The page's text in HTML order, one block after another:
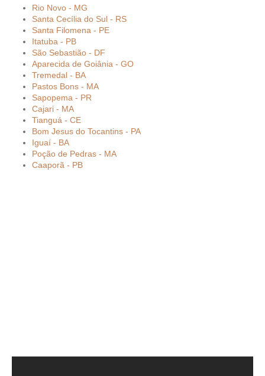
Rio Novo - MG
Santa Cecília do Sul - RS
Santa Filomena - PE
Itatuba - PB
São Sebastião - DF
Aparecida de Goiânia - GO
Tremedal - BA
Pastos Bons - MA
Sapopema - PR
Cajari - MA
Tianguá - CE
Bom Jesus do Tocantins - PA
Iguaí - BA
Poção de Pedras - MA
Caaporã - PB